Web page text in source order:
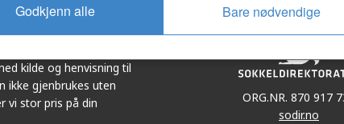
Godkjenn alle Bare nødvendige
Illustrasjoner,
kilde og henvisning til
ikke gjenbrukes uten
vi stor pris på din
ORG.NR. 870 917
sodir.no